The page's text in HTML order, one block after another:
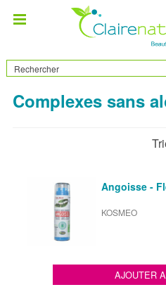
Complexes sans
Angoisse -
KOSMEO
AJOUTER